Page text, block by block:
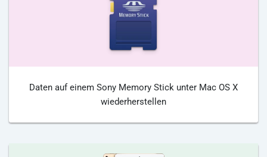
Daten auf einem Sony Memory Stick unter Mac OS X
wiederherstellen